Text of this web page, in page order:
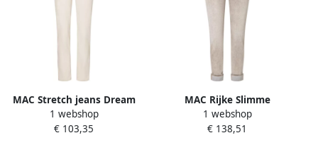
MAC Stretch jeans Dream
met stretch voor een
perfecte pasvorm
1 webshop
€ 103,35
MAC Rijke Slimme
Authentieke Denim Jeans
Brown Dames
1 webshop
€ 138,51